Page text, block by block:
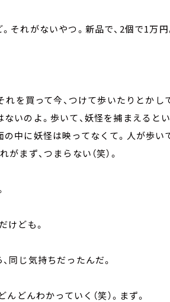
それがないやつ。新品で、2個で1万円
れを買って今、つけて歩いたりとか
いのよ。歩いて、妖怪を捕まえると
中に妖怪は映ってなくて。人が歩い
まず、つまらない（笑）。
けども。
同じ気持ちだったんだ。
どんわかっていく（笑）。まず。